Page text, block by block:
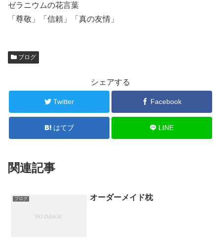
ゼラニウムの花言葉
「尊敬」「信頼」「真の友情」
ブログ
シェアする
Twitter Facebook
はてブ LINE
関連記事
ブログ オーダーメイド枕